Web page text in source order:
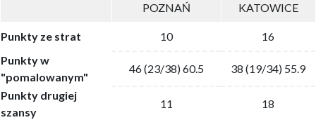
POZNAŃ
KATOWICE
Punkty ze strat 10
16
Punkty w
"pomalowanym"
46 (23/38) 60.5
38 (19/34) 55.9
Punkty drugiej
szansy
11
18